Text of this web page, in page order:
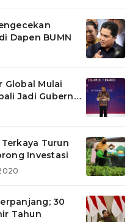
Dapen BUMN
Global Mulai
Jadi Gubernur
Turun
Investasi
30
Tahun